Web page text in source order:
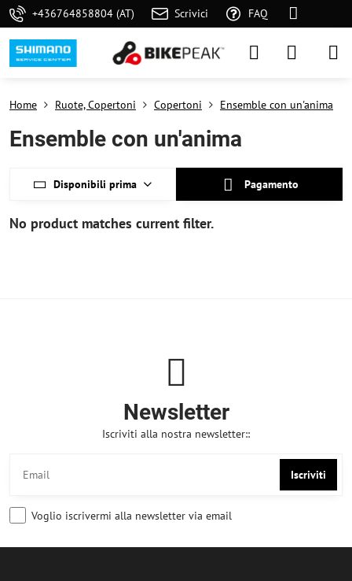
+436764858804 (AT) Scrivici FAQ
Home Ruote, Copertoni Copertoni Ensemble con un'anima
Ensemble con un'anima
Disponibili prima Pagamento
Newsletter
Iscriviti alla nostra newsletter::
Iscriviti
Voglio iscrivermi alla newsletter via email